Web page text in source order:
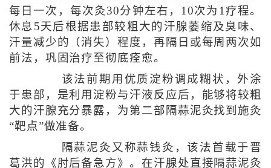
每日一次，每次灸30分钟左右，10次为1疗程。
休息5天后根据患部较粗大的汗腺萎缩及臭味、
汗量减少的（消失）程度，再隔日或每周两次如
前法，巩固治疗至彻底痊愈。
该法前期用优质淀粉调成糊状，外涂
于患部，是利用淀粉与汗液反应后，能够将较粗
大的汗腺充分暴露，为第二部隔蒜泥灸找到施灸
“靶点”做准备。
隔蒜泥灸又称蒜钱灸，该法首载于晋
葛洪的《肘后备急方》。在汗腺处直接隔蒜泥灸